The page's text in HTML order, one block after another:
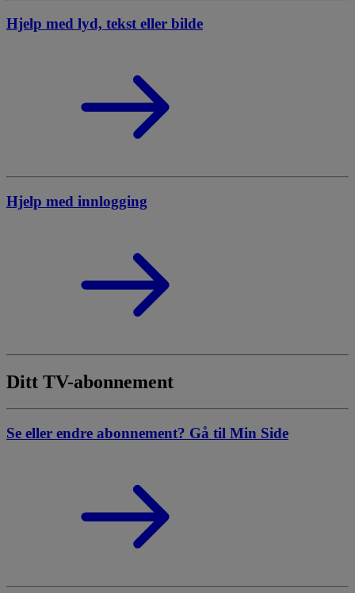
Hjelp med lyd, tekst eller bilde
Hjelp med innlogging
Ditt TV-abonnement
Se eller endre abonnement? Gå til Min Side